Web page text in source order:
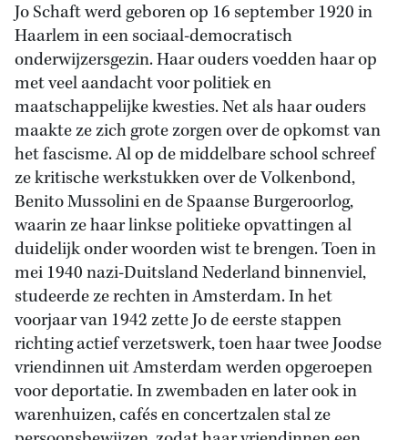
Jo Schaft werd geboren op 16 september 1920 in
Haarlem in een sociaal-democratisch
onderwijzersgezin. Haar ouders voedden haar op
met veel aandacht voor politiek en
maatschappelijke kwesties. Net als haar ouders
maakte ze zich grote zorgen over de opkomst van
het fascisme. Al op de middelbare school schreef
ze kritische werkstukken over de Volkenbond,
Benito Mussolini en de Spaanse Burgeroorlog,
waarin ze haar linkse politieke opvattingen al
duidelijk onder woorden wist te brengen. Toen in
mei 1940 nazi-Duitsland Nederland binnenviel,
studeerde ze rechten in Amsterdam. In het
voorjaar van 1942 zette Jo de eerste stappen
richting actief verzetswerk, toen haar twee Joodse
vriendinnen uit Amsterdam werden opgeroepen
voor deportatie. In zwembaden en later ook in
warenhuizen, cafés en concertzalen stal ze